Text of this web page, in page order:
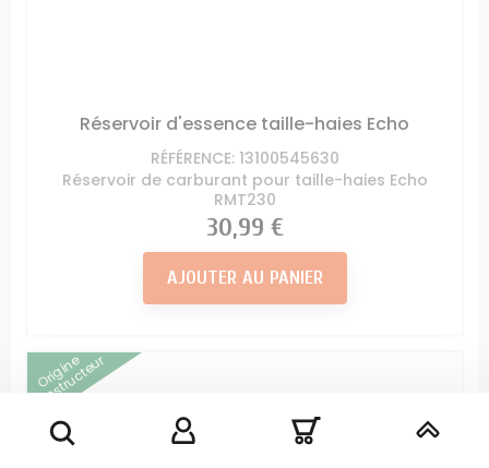
Réservoir d'essence taille-haies Echo
RÉFÉRENCE: 13100545630
Réservoir de carburant pour taille-haies Echo
RMT230
Prix
30,99 €
AJOUTER AU PANIER
Origine
Constructeur